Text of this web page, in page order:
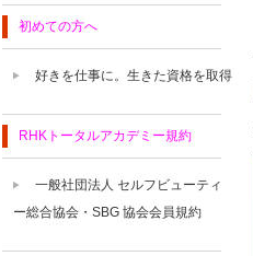
初めての方へ
好きを仕事に。生きた資格を取得
RHKトータルアカデミー規約
一般社団法人 セルフビューティ
ー総合協会・SBG 協会会員規約